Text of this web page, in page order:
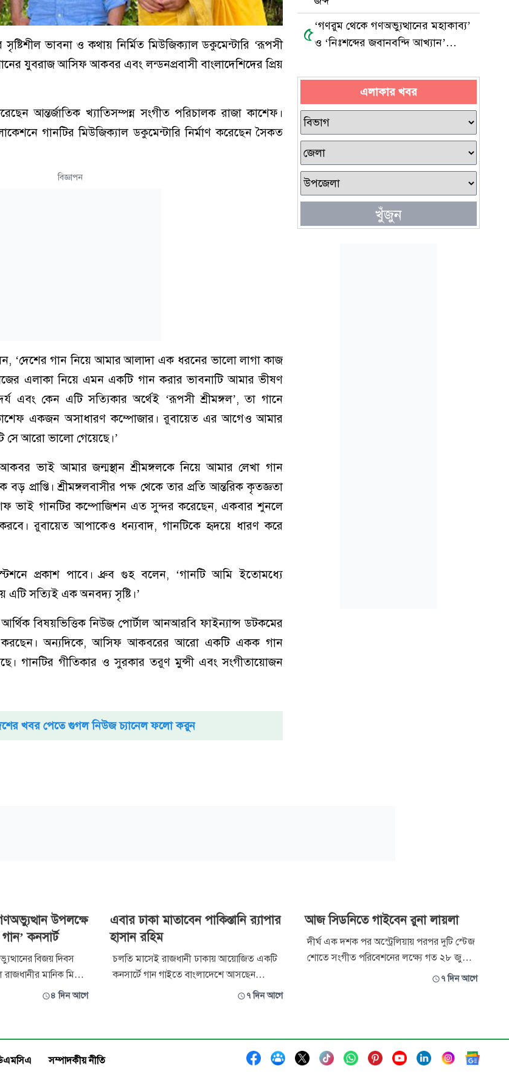
ভাবনা ও কথায় নির্মিত মিউজিক্যাল ডকুমেন্টারি ‘রূপসী
যুবরাজ আসিফ আকবর এবং লন্ডনপ্রবাসী বাংলাদেশিদের প্রিয়
আন্তর্জাতিক খ্যাতিসম্পন্ন সংগীত পরিচালক রাজা কাশেফ।
গানটির মিউজিক্যাল ডকুমেন্টারি নির্মাণ করেছেন সৈকত
বিজ্ঞাপন
‘দেশের গান নিয়ে আমার আলাদা এক ধরনের ভালো লাগা কাজ
এলাকা নিয়ে এমন একটি গান করার ভাবনাটি আমার ভীষণ
এবং কেন এটি সত্যিকার অর্থেই ‘রূপসী শ্রীমঙ্গল’, তা গানে
একজন অসাধারণ কম্পোজার। রুবায়েত এর আগেও আমার
সে আরো ভালো গেয়েছে।’
ভাই আমার জন্মস্থান শ্রীমঙ্গলকে নিয়ে আমার লেখা গান
প্রাপ্তি। শ্রীমঙ্গলবাসীর পক্ষ থেকে তার প্রতি আন্তরিক কৃতজ্ঞতা
ভাই গানটির কম্পোজিশন এত সুন্দর করেছেন, একবার শুনলে
রুবায়েত আপাকেও ধন্যবাদ, গানটিকে হৃদয়ে ধারণ করে
প্রকাশ পাবে। ধ্রুব গুহ বলেন, ‘গানটি আমি ইতোমধ্যে
এটি সত্যিই এক অনবদ্য সৃষ্টি।’
বিষয়ভিত্তিক নিউজ পোর্টাল আনআরবি ফাইন্যান্স ডটকমের
করছেন। অন্যদিকে, আসিফ আকবরের আরো একটি একক গান
গানটির গীতিকার ও সুরকার তরুণ মুন্সী এবং সংগীতায়োজন
খবর পেতে গুগল নিউজ চ্যানেল ফলো করুন
৫‘গণরুম থেকে গণঅভ্যুত্থানের মহাকাব্য’
ও ‘নিঃশব্দের জবানবন্দি আখ্যান’
এলাকার খবর
খুঁজুন
উপলক্ষে
কনসার্ট
বিজয় দিবস
মানিক মিয়া
গান’ শীর্ষক কনসার্টের
রাফা, আসিফ আকবর,
ও আর্টসেলের মতো
৪ দিন আগে
এবার ঢাকা মাতাবেন পাকিস্তানি র‍্যাপার
হাসান রহিম
চলতি মাসেই রাজধানী ঢাকায় আয়োজিত একটি
কনসার্টে গান গাইতে বাংলাদেশে আসছেন
পাকিস্তানের জনপ্রিয় র‍্যাপার ও সংগীতশিল্পী হাসান
পারদে’ শিরোনামে বিশ্বব্যাপী সংগীত সফর
করছেন পাকিস্তানি এই গায়ক। এরইমধ্যে উত্
৭ দিন আগে
আজ সিডনিতে গাইবেন রুনা লায়লা
দীর্ঘ এক দশক পর অস্ট্রেলিয়ায় পরপর দুটি স্টেজ
শোতে সংগীত পরিবেশনের লক্ষ্যে গত ২৮ জুলাই
ঢাকা ছেড়েছেন উপমহাদেশের প্রখ্যাত
সেন্টার’-এ সংগীত পরিবেশন করবেন।
৭ দিন আগে
সম্পাদকীয় নীতি